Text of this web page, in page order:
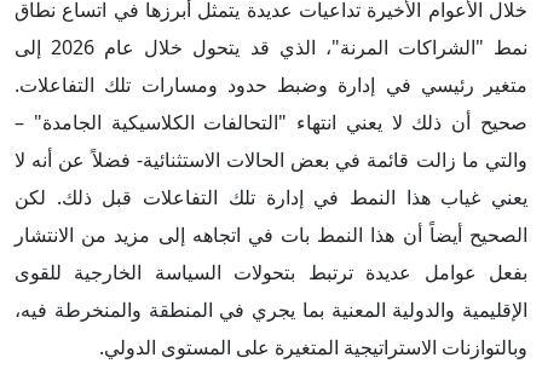
خلال الأعوام الأخيرة تداعيات عديدة يتمثل أبرزها في اتساع نطاق
نمط "الشراكات المرنة"، الذي قد يتحول خلال عام 2026 إلى
متغير رئيسي في إدارة وضبط حدود ومسارات تلك التفاعلات.
صحيح أن ذلك لا يعني انتهاء "التحالفات الكلاسيكية الجامدة" –
والتي ما زالت قائمة في بعض الحالات الاستثنائية- فضلاً عن أنه لا
يعني غياب هذا النمط في إدارة تلك التفاعلات قبل ذلك. لكن
الصحيح أيضاً أن هذا النمط بات في اتجاهه إلى مزيد من الانتشار
بفعل عوامل عديدة ترتبط بتحولات السياسة الخارجية للقوى
الإقليمية والدولية المعنية بما يجري في المنطقة والمنخرطة فيه،
وبالتوازنات الاستراتيجية المتغيرة على المستوى الدولي.